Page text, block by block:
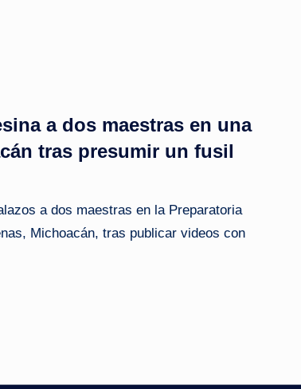
a dos maestras en una
tras presumir un fusil
a dos maestras en la Preparatoria
Michoacán, tras publicar videos con